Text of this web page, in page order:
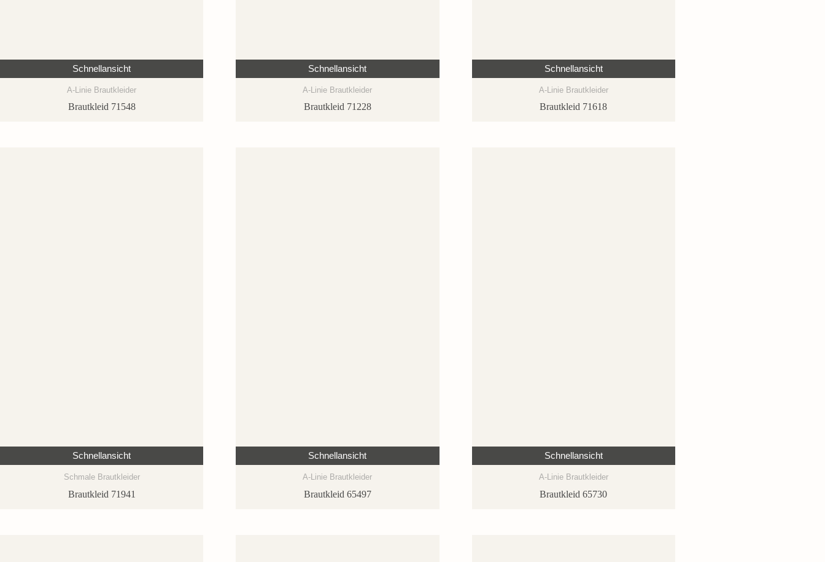
Schnellansicht
A-Linie Brautkleider
Brautkleid 71548
Schnellansicht
A-Linie Brautkleider
Brautkleid 71228
Schnellansicht
A-Linie Brautkleider
Brautkleid 71618
Schnellansicht
Schmale Brautkleider
Brautkleid 71941
Schnellansicht
A-Linie Brautkleider
Brautkleid 65497
Schnellansicht
A-Linie Brautkleider
Brautkleid 65730